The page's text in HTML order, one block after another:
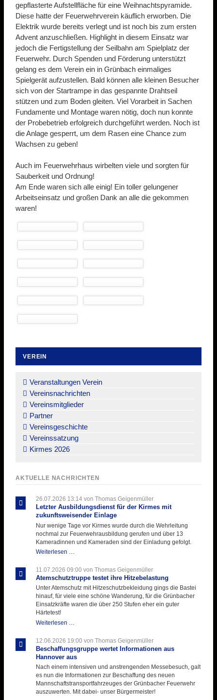
gepflasterte Aufstellfläche für eine Weihnachtspyramide.
Diese hatte der Feuerwehrverein käuflich erworben. Die
Elektrik wurde bereits verlegt und ist noch bis zum ersten
Advent anzuschließen. Highlight in diesem Einsatz war
jedoch die Fertigstellung der Seilbahn am Spielplatz der
Feuerwehr. Durch Spenden und Förderung unterstützt
gelang es dem Verein ein in Grünbach einmaliges
Spielgerät aufzustellen. Bald können alle kleinen Besucher
sich von der Startrampe in das gespannte Drahtseil
stützen und zum Boden gleiten. Viel Vorarbeit in Sachen
Fundamente und Montage waren nötig, doch nun konnte
der Probebetrieb erfolgreich durchgeführt werden. Noch ist
die Anlage gesperrt, um dem Rasen eine Chance zum
Wachsen zu geben!
Auch im Feuerwehrhaus wirbelten viele und sorgten für
Sauberkeit und Ordnung!
Am Ende waren sich alle einig! Ein toller gelungener
Arbeitseinsatz und großen Dank an alle die gekommen
waren!
VEREIN
überspringen
Veranstaltungen Verein
Vereinsnachrichten
Vereinsmitglieder
Partner
Vereinsgeschichte
Vereinssatzung
Kirmes 2026
AKTUELLE NACHRICHTEN
26.07.2026 13:14von Thomas Geigenmüller
Letzter Ausbildungsdienst für der Kirmes mit
zukunftsweisender Einlage
Nur wenige Tage vor Kirmes wurde durch die Wehrleitung
nochmal zur Feuerwehrausbildung gerufen und über 13
Kameradinnen und Kameraden sind der Einladung gefolgt.
Weiterlesen …
für
der
Kirmes
mit
zukunftsweisender
11.07.2026 09:00 von Thomas Geigenmüller
Atemschutztruppe testet ihre Hitzebelastung
Unter Atemschutz mit Hitzeschutzbekleidung gings die Bastei
hinauf, für viele eine schöne Wanderung, für die Grünbacher
Einsatzkräfte waren die über 250 Stufen eher ein guter
Härtetest!
Weiterlesen …
ihre
Hitzebelastung
12.06.2026 19:00 von Thomas Geigenmüller
Beschaffungsgruppe wertet Informationen aus
Hannover aus
Nach einem intensiven und anstrengenden Messebesuch, galt
es nun die Informationen zur Beschaffung des neuen
Mannschaftstransportfahrzeuges der Grünbacher Feuerwehr
auszuwerten. Mit dabei- unser Bürgermeister!